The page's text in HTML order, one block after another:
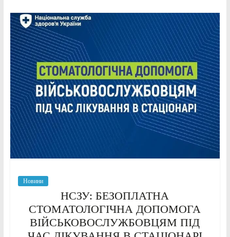
Новини
НСЗУ: БЕЗОПЛАТНА
СТОМАТОЛОГІЧНА ДОПОМОГА
ВІЙСЬКОВОСЛУЖБОВЦЯМ ПІД